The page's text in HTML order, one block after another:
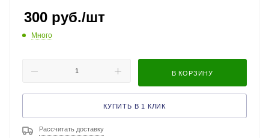
300 руб./шт
Много
В КОРЗИНУ
КУПИТЬ В 1 КЛИК
Рассчитать доставку